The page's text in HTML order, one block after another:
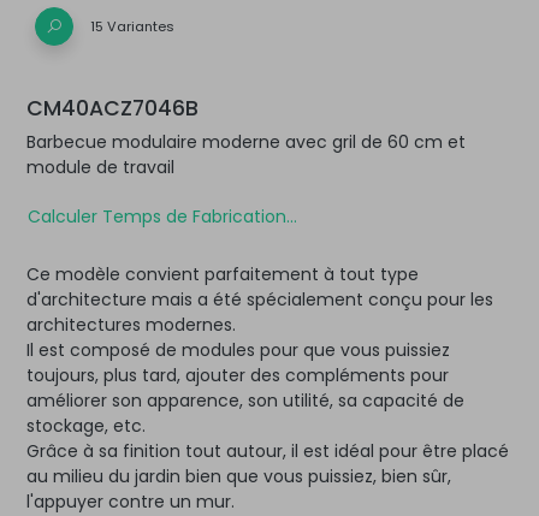
15 Variantes
CM40ACZ7046B
Barbecue modulaire moderne avec gril de 60 cm et
module de travail
Calculer Temps de Fabrication...
Ce modèle convient parfaitement à tout type
d'architecture mais a été spécialement conçu pour les
architectures modernes.
Il est composé de modules pour que vous puissiez
toujours, plus tard, ajouter des compléments pour
améliorer son apparence, son utilité, sa capacité de
stockage, etc.
Grâce à sa finition tout autour, il est idéal pour être placé
au milieu du jardin bien que vous puissiez, bien sûr,
l'appuyer contre un mur.